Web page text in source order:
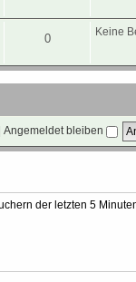
0 Keine
Angemeldet bleiben
der letzten 5